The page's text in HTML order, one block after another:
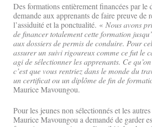
Des formations entièrement financées par le
demande aux apprenants de faire preuve de
l’assiduité et la ponctualité. « Nous avons
de financer totalement cette formation
aux dossiers de permis de conduire. Pour
assurer un suivi rigoureux comme ce fut le
agi de sélectionner les apprenants. Ce
c’est que vous rentriez dans le monde du
un certificat ou un diplôme de fin de
Maurice Mavoungou.
Pour les jeunes non sélectionnés et les
Maurice Mavoungou a demandé de garder